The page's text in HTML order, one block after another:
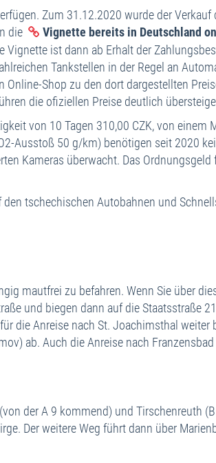
Reiseinformationen
Hotelklassifizierung
Reiseversicherungen
Kuraufwendungen
Zum 31.12.2020 wurde der Verkauf
die
Vignette bereits in Deutschland
ist dann ab Erhalt der
Tankstellen in der Regel an
Shop zu den dort dargestellten
die ofiziellen Preise deutlich
von 10 Tagen 310,00 CZK, von einem
Ausstoß 50 g/km) benötigen seit 2020
Kameras überwacht. Das
tschechischen Autobahnen und
mautfrei zu befahren. Wenn Sie über
und biegen dann auf die Staatsstraße
die Anreise nach St. Joachimsthal
ab. Auch die Anreise nach
der A 9 kommend) und Tirschenreuth
Der weitere Weg führt dann über